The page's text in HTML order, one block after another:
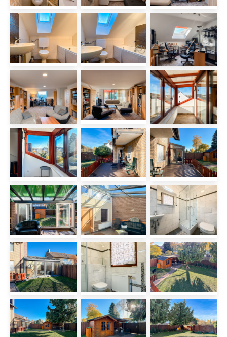
Familienwohnsitz oder die Kombination
aus Wohnen und Vermieten, dieses
Haus überzeugt durch seine vielfältigen
Nutzungsmöglichkeiten und die
gelungene Verbindung aus Raum,
Komfort und Flexibilität in beliebter Lage
von Hannover-Misburg.
Gerne stellen wir Ihnen bei Interesse
weiterführende Unterlagen zur
Verfügung. Überzeugen Sie sich bei
einer Besichtigung selbst von den
Vorzügen dieser besonderen Immobilie.
Wir freuen uns auf Ihre Anfrage.
Kosten
Kaufpreis:870.000 €
Provisionspflichtig: Ja
Käuferprovision:
2,142 % v. Kaufpreis (inkl. ges. MwSt.)
Ausstattung
- Doppelhaushälfte